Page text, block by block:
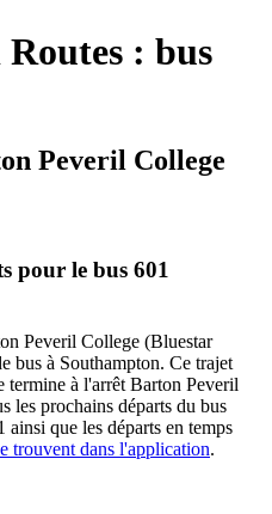
: bus
Peveril College
pour le bus 601
Peveril College (Bluestar
bus à Southampton. Ce trajet
termine à l'arrêt Barton Peveril
les prochains départs du bus
que les départs en temps
trouvent dans l'application.